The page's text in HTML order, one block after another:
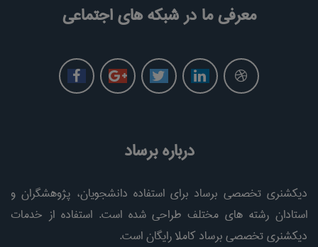
معرفی ما در شبکه های اجتماعی
درباره برساد
دیکشنری تخصصی برساد برای استفاده دانشجویان، پژوهشگران و
استادان رشته های مختلف طراحی شده است. استفاده از خدمات
دیکشنری تخصصی برساد کاملا رایگان است.